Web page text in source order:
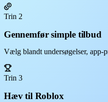
Trin 2
Gennemfør simple tilbud
Vælg blandt undersøgelser, app-
Trin 3
Hæv til Roblox